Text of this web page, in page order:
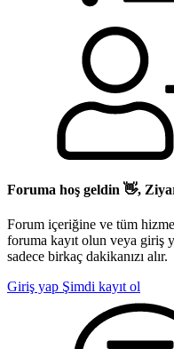
Foruma hoş geldin 👋,
Forum içeriğine ve tüm
foruma kayıt olun veya giriş
sadece birkaç dakikanızı alır.
Giriş yap Şimdi kayıt ol